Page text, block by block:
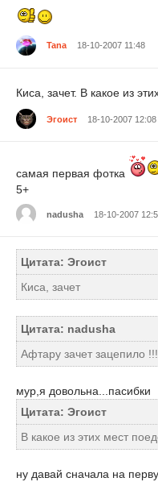
Tana 18-10-2007 11:48
Киса, зачет. В какое из
Эгоист 18-10-2007 12:08
самая первая фотка
5+
nadusha 18-10-2007
Цитата: Эгоист
Киса, зачет
Цитата: nadusha
Афтару зачет зацепило
мур,я довольна...пасибки
Цитата: Эгоист
В какое из этих мест
ну давай сначала на